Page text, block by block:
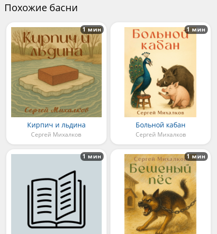
Похожие басни
Кирпич и льдина
Сергей Михалков
1 мин
Больной кабан
Сергей Михалков
1 мин
1 мин 1 мин